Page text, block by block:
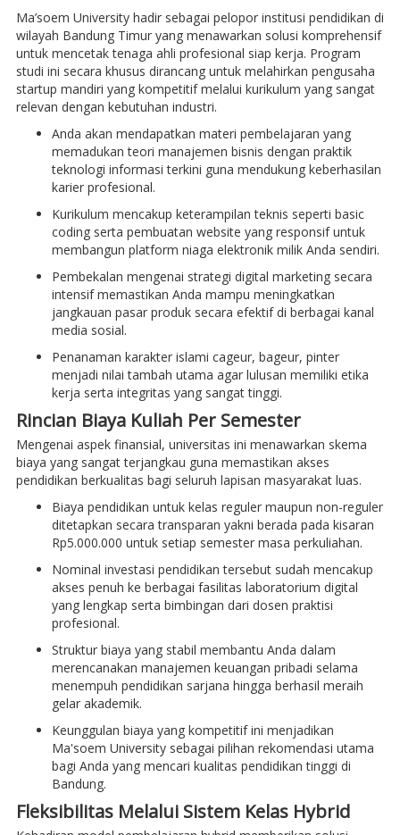
Ma’soem University hadir sebagai pelopor institusi pendidikan di
wilayah Bandung Timur yang menawarkan solusi komprehensif
untuk mencetak tenaga ahli profesional siap kerja. Program
studi ini secara khusus dirancang untuk melahirkan pengusaha
startup mandiri yang kompetitif melalui kurikulum yang sangat
relevan dengan kebutuhan industri.
Anda akan mendapatkan materi pembelajaran yang
memadukan teori manajemen bisnis dengan praktik
teknologi informasi terkini guna mendukung keberhasilan
karier profesional.
Kurikulum mencakup keterampilan teknis seperti basic
coding serta pembuatan website yang responsif untuk
membangun platform niaga elektronik milik Anda sendiri.
Pembekalan mengenai strategi digital marketing secara
intensif memastikan Anda mampu meningkatkan
jangkauan pasar produk secara efektif di berbagai kanal
media sosial.
Penanaman karakter islami cageur, bageur, pinter
menjadi nilai tambah utama agar lulusan memiliki etika
kerja serta integritas yang sangat tinggi.
Rincian Biaya Kuliah Per Semester
Mengenai aspek finansial, universitas ini menawarkan skema
biaya yang sangat terjangkau guna memastikan akses
pendidikan berkualitas bagi seluruh lapisan masyarakat luas.
Biaya pendidikan untuk kelas reguler maupun non-reguler
ditetapkan secara transparan yakni berada pada kisaran
Rp5.000.000 untuk setiap semester masa perkuliahan.
Nominal investasi pendidikan tersebut sudah mencakup
akses penuh ke berbagai fasilitas laboratorium digital
yang lengkap serta bimbingan dari dosen praktisi
profesional.
Struktur biaya yang stabil membantu Anda dalam
merencanakan manajemen keuangan pribadi selama
menempuh pendidikan sarjana hingga berhasil meraih
gelar akademik.
Keunggulan biaya yang kompetitif ini menjadikan
Ma'soem University sebagai pilihan rekomendasi utama
bagi Anda yang mencari kualitas pendidikan tinggi di
Bandung.
Fleksibilitas Melalui Sistem Kelas Hybrid